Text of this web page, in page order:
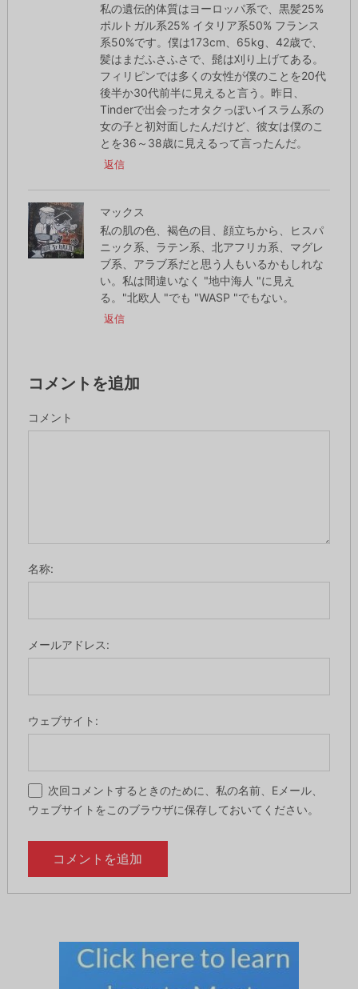
私の遺伝的体質はヨーロッパ系で、黒髪25%
ポルトガル系25% イタリア系50% フランス
系50%です。僕は173cm、65kg、42歳で、
髪はまだふさふさで、髭は刈り上げてある。
フィリピンでは多くの女性が僕のことを20代
後半か30代前半に見えると言う。昨日、
Tinderで出会ったオタクっぽいイスラム系の
女の子と初対面したんだけど、彼女は僕のこ
とを36～38歳に見えるって言ったんだ。
返信
マックス
私の肌の色、褐色の目、顔立ちから、ヒスパ
ニック系、ラテン系、北アフリカ系、マグレ
ブ系、アラブ系だと思う人もいるかもしれな
い。私は間違いなく "地中海人 "に見え
る。"北欧人 "でも "WASP "でもない。
返信
コメントを追加
コメント
名称:
メールアドレス:
ウェブサイト:
次回コメントするときのために、私の名前、Eメール、
ウェブサイトをこのブラウザに保存しておいてください。